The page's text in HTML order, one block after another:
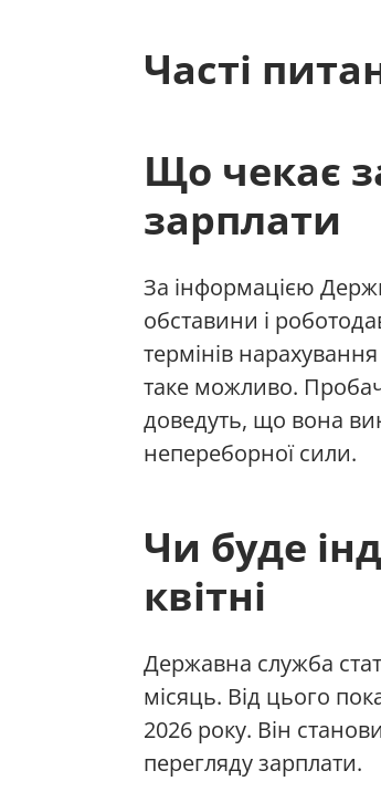
Часті
Що чекає
зарплати
За інформацією
обставини і
термінів
таке можливо.
доведуть, що вона
непереборної сили.
Чи буде
квітні
Державна служба
місяць. Від цього
2026 року. Він
перегляду зарплати.